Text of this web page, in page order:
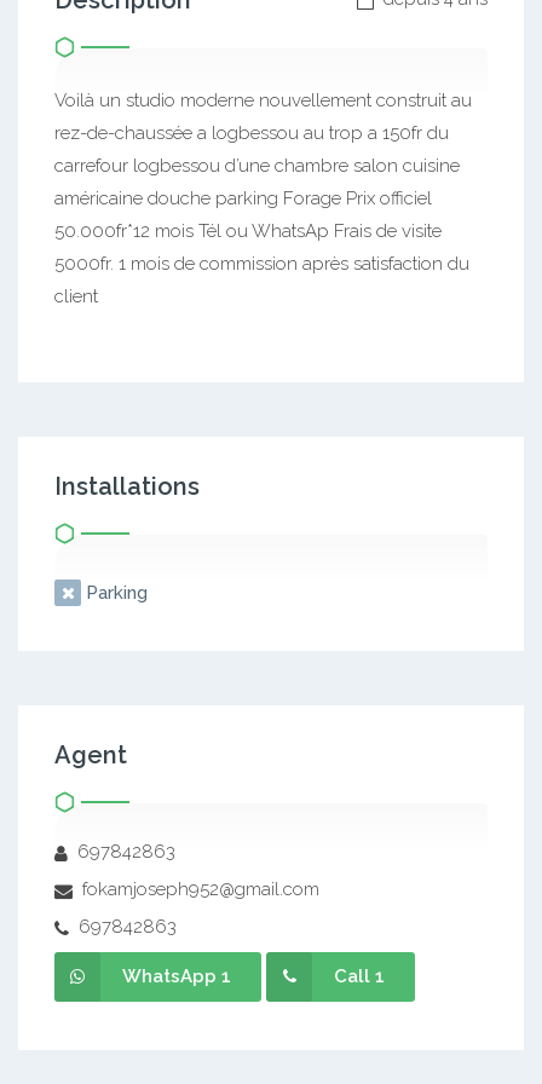
Voilà un studio moderne nouvellement construit au
rez-de-chaussée a logbessou au trop a 150fr du
carrefour logbessou d’une chambre salon cuisine
américaine douche parking Forage Prix officiel
50.000fr*12 mois Tél ou WhatsAp Frais de visite
5000fr. 1 mois de commission après satisfaction du
client
Installations
Parking
Agent
697842863
fokamjoseph952@gmail.com
697842863
WhatsApp 1 Call 1